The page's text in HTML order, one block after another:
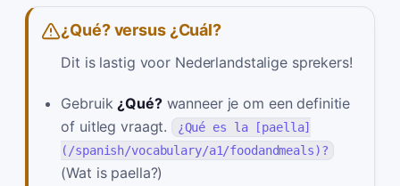
¿Qué? versus ¿Cuál?
Dit is lastig voor Nederlandstalige sprekers!
Gebruik ¿Qué?wanneer je om een definitie
of uitleg vraagt. ¿Qué es la [paella]
(/spanish/vocabulary/a1/foodandmeals)?
(Wat is paella?)